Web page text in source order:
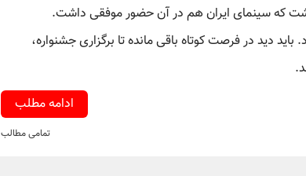
که سینمای ایران هم در آن حضور موفقی داشت.
از ۲۲ تا ۳۰ نوامبر برگزار می‌شود. باید دید در فرصت کوتاه باقی مانده تا برگزاری جشنواره،
ادامه مطلب
تمامی مطالب